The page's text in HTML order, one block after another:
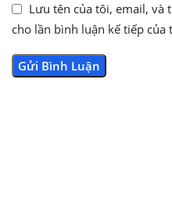
Lưu tên của tôi, email, và
cho lần bình luận kế tiếp của